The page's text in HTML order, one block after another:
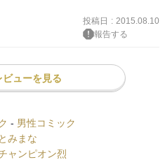
投稿日 : 2015.08.10
報告する
ューを見る
- 男性コミック
みまな
ャンピオン烈